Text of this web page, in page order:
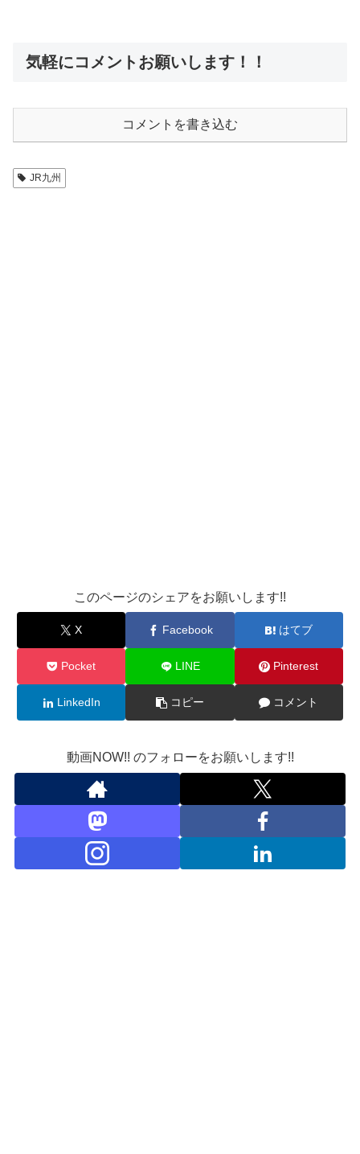
気軽にコメントお願いします！！
コメントを書き込む
JR九州
このページのシェアをお願いします!!
X Facebook はてブ
Pocket LINE Pinterest
LinkedIn コピー コメント
動画NOW!! のフォローをお願いします!!